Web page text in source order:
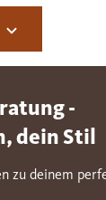
-
dein Stil
zu deinem